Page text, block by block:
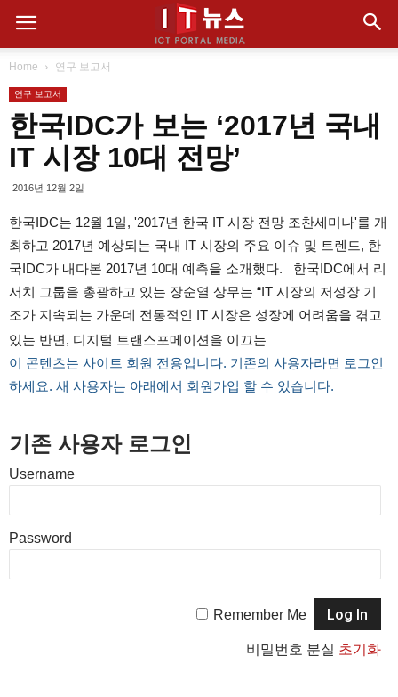
Home 연구 보고서
연구 보고서
한국IDC가 보는 ‘2017년 국내
IT 시장 10대 전망’
2016년 12월 2일
한국IDC는 12월 1일, '2017년 한국 IT 시장 전망 조찬세미나'를 개
최하고 2017년 예상되는 국내 IT 시장의 주요 이슈 및 트렌드, 한
국IDC가 내다본 2017년 10대 예측을 소개했다. 한국IDC에서 리
서치 그룹을 총괄하고 있는 장순열 상무는 “IT 시장의 저성장 기
조가 지속되는 가운데 전통적인 IT 시장은 성장에 어려움을 겪고
있는 반면, 디지털 트랜스포메이션을 이끄는
이 콘텐츠는 사이트 회원 전용입니다. 기존의 사용자라면 로그인
하세요. 새 사용자는 아래에서 회원가입 할 수 있습니다.
기존 사용자 로그인
Username
Password
Remember Me
비밀번호 분실 초기화